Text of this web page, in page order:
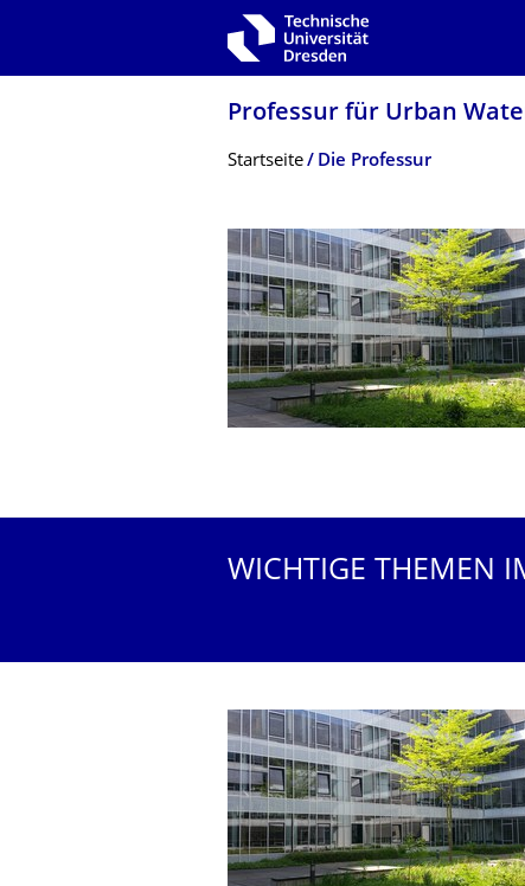
Zur Hauptnavigation springen
Professur für Urban
Breadcrumb-Menü
Startseite Die Professur
WICHTIGE THEMEN